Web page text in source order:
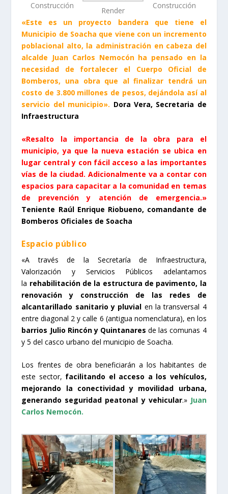
Construcción
Render
Construcción
«Este es un proyecto bandera que tiene el
Municipio de Soacha que viene con un incremento
poblacional alto, la administración en cabeza del
alcalde Juan Carlos Nemocón ha pensado en la
necesidad de fortalecer el Cuerpo Oficial de
Bomberos, una obra que al finalizar tendrá un
costo de 3.800 millones de pesos, dejándola así al
servicio del municipio». Dora Vera, Secretaria de
Infraestructura
«Resalto la importancia de la obra para el
municipio, ya que la nueva estación se ubica en
lugar central y con fácil acceso a las importantes
vías de la ciudad. Adicionalmente va a contar con
espacios para capacitar a la comunidad en temas
de prevención y atención de emergencia.»
Teniente Raúl Enrique Riobueno, comandante de
Bomberos Oficiales de Soacha
Espacio público
«A través de la Secretaría de Infraestructura,
Valorización y Servicios Públicos adelantamos
la rehabilitación de la estructura de pavimento, la
renovación y construcción de las redes de
alcantarillado sanitario y pluvial en la transversal 4
entre diagonal 2 y calle 6 (antigua nomenclatura), en los
barrios Julio Rincón y Quintanares de las comunas 4
y 5 del casco urbano del municipio de Soacha.
Los frentes de obra beneficiarán a los habitantes de
este sector, facilitando el acceso a los vehículos,
mejorando la conectividad y movilidad urbana,
generando seguridad peatonal y vehicular.» Juan
Carlos Nemocón.